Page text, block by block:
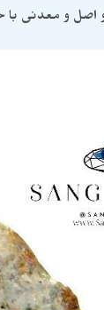
اصل و معدنی با